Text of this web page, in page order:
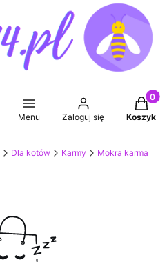
Menu Zaloguj się Koszyk
Dla kotów Karmy Mokra karma